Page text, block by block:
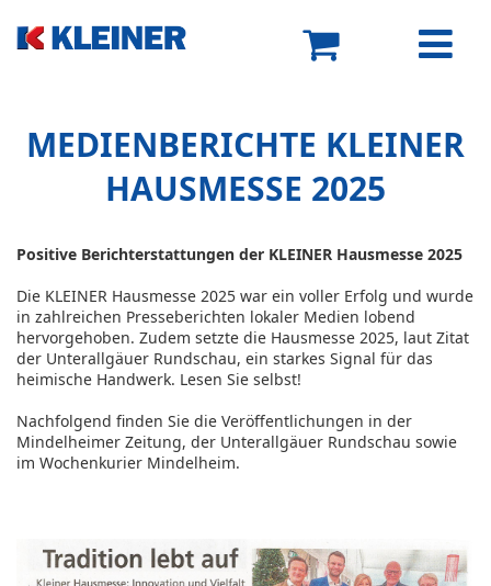
MEDIENBERICHTE KLEINER
HAUSMESSE 2025
Positive Berichterstattungen der KLEINER Hausmesse 2025
Die KLEINER Hausmesse 2025 war ein voller Erfolg und wurde
in zahlreichen Presseberichten lokaler Medien lobend
hervorgehoben. Zudem setzte die Hausmesse 2025, laut Zitat
der Unterallgäuer Rundschau, ein starkes Signal für das
heimische Handwerk. Lesen Sie selbst!
Nachfolgend finden Sie die Veröffentlichungen in der
Mindelheimer Zeitung, der Unterallgäuer Rundschau sowie
im Wochenkurier Mindelheim.